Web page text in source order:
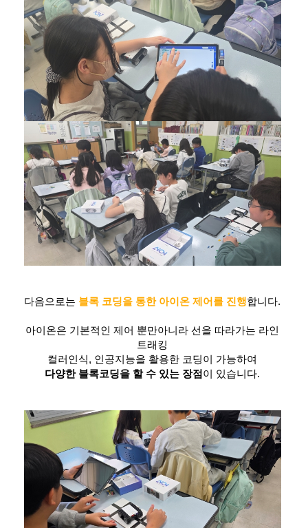
다음으로는 블록 코딩을 통한 아이온 제어를 진행합니다.
아이온은 기본적인 제어 뿐만아니라 선을 따라가는 라인
트래킹
컬러인식, 인공지능을 활용한 코딩이 가능하여
다양한 블록코딩을 할 수 있는 장점이 있습니다.